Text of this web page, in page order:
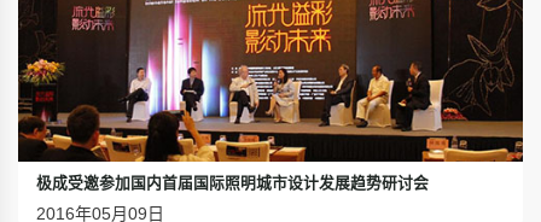
极成受邀参加国内首届国际照明城市设计发展趋势研讨会
2016年05月09日